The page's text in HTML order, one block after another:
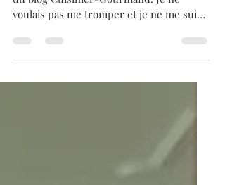
Belle surprise lors de mon 500 e repas
voulais pas me tromper et je ne me suis
pas trompé en découvrant la cuisine de
Loic Anicet, deux amis de longue date. Je
ne vais pas vous faire l’historique de
l’Auberge de Lavaux, les gourmands